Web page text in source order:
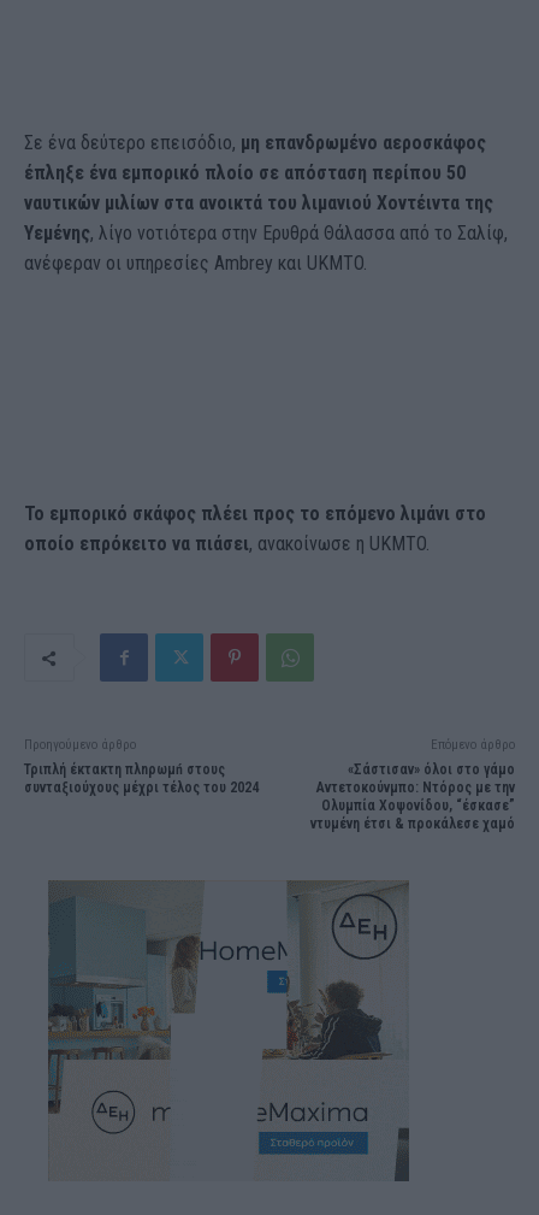
Σε ένα δεύτερο επεισόδιο, μη επανδρωμένο αεροσκάφος
έπληξε ένα εμπορικό πλοίο σε απόσταση περίπου 50
ναυτικών μιλίων στα ανοικτά του λιμανιού Χοντέιντα της
Υεμένης, λίγο νοτιότερα στην Ερυθρά Θάλασσα από το Σαλίφ,
ανέφεραν οι υπηρεσίες Ambrey και UKMTO.
Το εμπορικό σκάφος πλέει προς το επόμενο λιμάνι στο
οποίο επρόκειτο να πιάσει, ανακοίνωσε η UKMTO.
Προηγούμενο άρθρο
Τριπλή έκτακτη πλnρωμń στους
συνταξιούχους μέχρι τέλος του 2024
Επόμενο άρθρο
«Σάστισαν» όλοι στο γάμο
Αντετοκούνμπο: Ντόρος με την
Ολυμπία Χοψονίδου, “έσκασε”
ντυμένη έτσι & προκάλεσε χαμό